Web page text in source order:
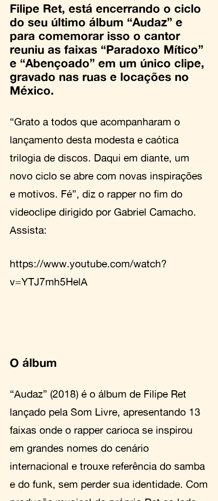
Filipe Ret, está encerrando o ciclo
do seu último álbum “Audaz” e
para comemorar isso o cantor
reuniu as faixas “Paradoxo Mítico”
e “Abençoado” em um único clipe,
gravado nas ruas e locações no
México.
“Grato a todos que acompanharam o
lançamento desta modesta e caótica
trilogia de discos. Daqui em diante, um
novo ciclo se abre com novas inspirações
e motivos. Fé”, diz o rapper no fim do
videoclipe dirigido por Gabriel Camacho.
Assista:
https://www.youtube.com/watch?
v=YTJ7mh5HelA
O álbum
“Audaz” (2018) é o álbum de Filipe Ret
lançado pela Som Livre, apresentando 13
faixas onde o rapper carioca se inspirou
em grandes nomes do cenário
internacional e trouxe referência do samba
e do funk, sem perder sua identidade. Com